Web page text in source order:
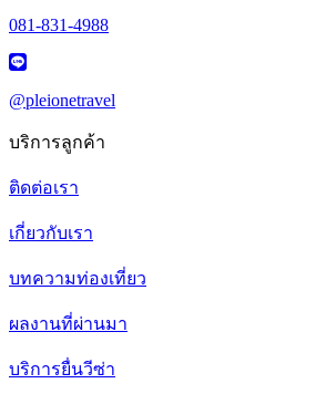
081-831-4988
@pleionetravel
บริการลูกค้า
ติดต่อเรา
เกี่ยวกับเรา
บทความท่องเที่ยว
ผลงานที่ผ่านมา
บริการยื่นวีซ่า